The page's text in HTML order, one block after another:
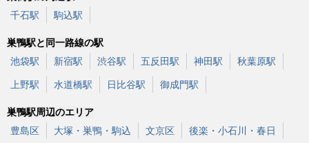
千石駅
駒込駅
巣鴨駅と同一路線の駅
池袋駅
新宿駅 渋谷駅 五反田駅 神田駅 秋葉原駅
上野駅 水道橋駅 日比谷駅 御成門駅
巣鴨駅周辺のエリア
豊島区
大塚・巣鴨・駒込 文京区 後楽・小石川・春日